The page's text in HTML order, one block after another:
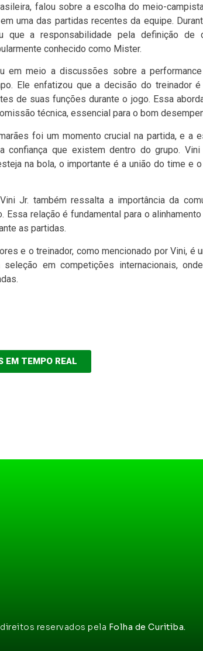
falou sobre a escolha do meio-
uma das partidas recentes da equipe.
que a responsabilidade pela definição de
conhecido como Mister.
em meio a discussões sobre a
Ele enfatizou que a decisão do treinador
de suas funções durante o jogo. Essa
técnica, essencial para o bom
foi um momento crucial na partida, e a
confiança que existem dentro do grupo. Vini
na bola, o importante é a união do time e
Jr. também ressalta a importância da
Essa relação é fundamental para o
as partidas.
e o treinador, como mencionado por Vini, é
seleção em competições internacionais,
EM TEMPO REAL
reservados pela Folha de Curitiba.